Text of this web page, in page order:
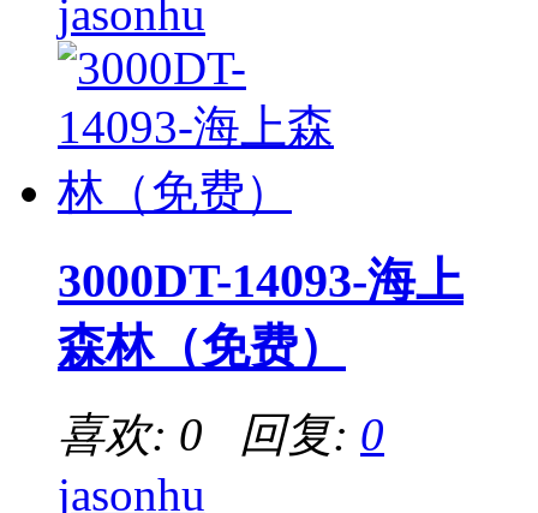
jasonhu
3000DT-14093-海上
森林（免费）
喜欢: 0 回复: 0
jasonhu